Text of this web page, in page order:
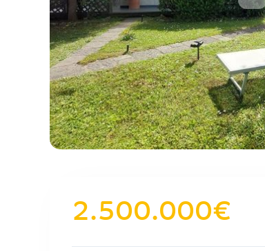
2.500.000€